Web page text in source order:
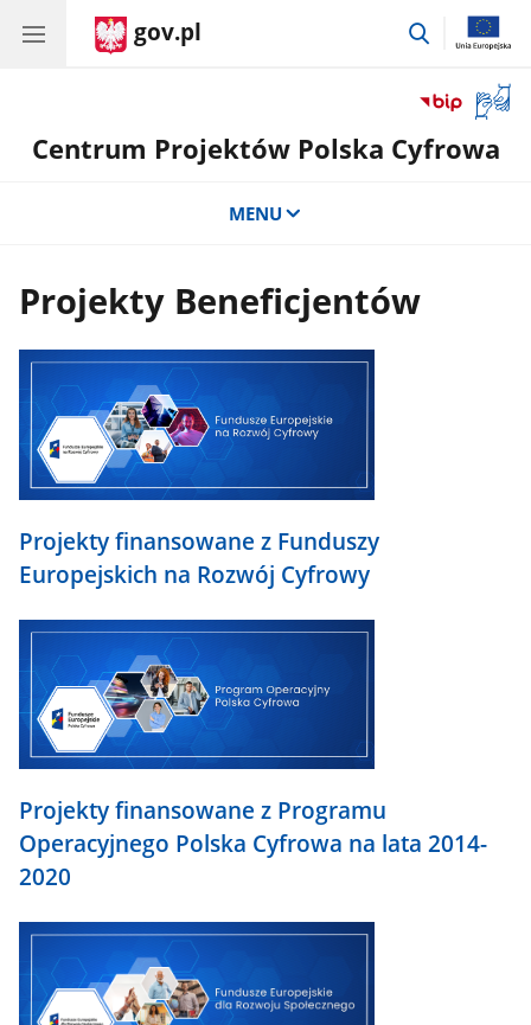
gov.pl
przejdź
okno
z
Centrum Projektów Polska Cyfrowa
MENU
Projekty Beneficjentów
Projekty finansowane z Funduszy
Europejskich na Rozwój Cyfrowy
Projekty finansowane z Programu
Operacyjnego Polska Cyfrowa na lata 2014-
2020